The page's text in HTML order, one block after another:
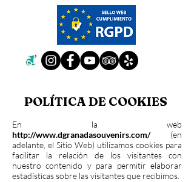
POLÍTICA DE COOKIES
En la web
http://www.dgranadasouvenirs.com/(en
adelante, el Sitio Web) utilizamos cookies para
facilitar la relación de los visitantes con
nuestro contenido y para permitir elaborar
estadísticas sobre las visitantes que recibimos.